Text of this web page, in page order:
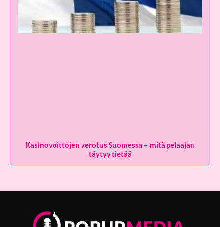
Kasinovoittojen verotus Suomessa – mitä pelaajan
täytyy tietää